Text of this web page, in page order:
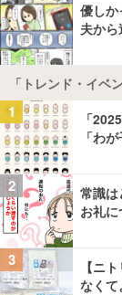
優しか
夫か
「トレンド・イベ
1
「
「わ
2
常識
お礼に
3
【ニ
なく